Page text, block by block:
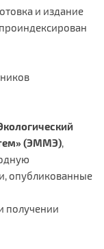
и издание
(ЭММЭ),
опубликованные
получении